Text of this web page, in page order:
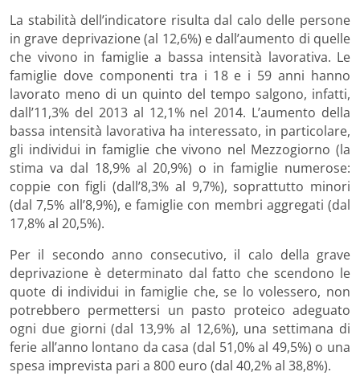
La stabilità dell’indicatore risulta dal calo delle persone
in grave deprivazione (al 12,6%) e dall’aumento di quelle
che vivono in famiglie a bassa intensità lavorativa. Le
famiglie dove componenti tra i 18 e i 59 anni hanno
lavorato meno di un quinto del tempo salgono, infatti,
dall’11,3% del 2013 al 12,1% nel 2014. L’aumento della
bassa intensità lavorativa ha interessato, in particolare,
gli individui in famiglie che vivono nel Mezzogiorno (la
stima va dal 18,9% al 20,9%) o in famiglie numerose:
coppie con figli (dall’8,3% al 9,7%), soprattutto minori
(dal 7,5% all’8,9%), e famiglie con membri aggregati (dal
17,8% al 20,5%).
Per il secondo anno consecutivo, il calo della grave
deprivazione è determinato dal fatto che scendono le
quote di individui in famiglie che, se lo volessero, non
potrebbero permettersi un pasto proteico adeguato
ogni due giorni (dal 13,9% al 12,6%), una settimana di
ferie all’anno lontano da casa (dal 51,0% al 49,5%) o una
spesa imprevista pari a 800 euro (dal 40,2% al 38,8%).